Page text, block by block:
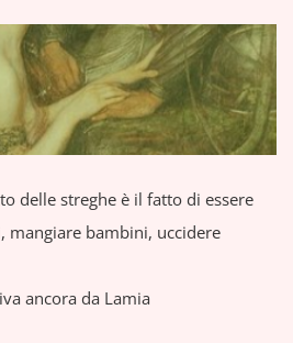
delle streghe è il fatto di essere
mangiare bambini, uccidere
ancora da Lamia